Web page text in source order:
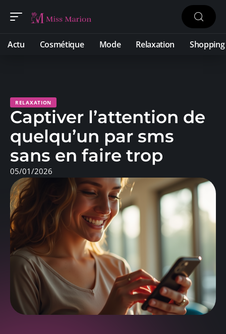
Actu Cosmétique Mode Relaxation Shopping
RELAXATION
Captiver l’attention de
quelqu’un par sms
sans en faire trop
05/01/2026